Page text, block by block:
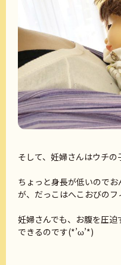
そして、妊婦さんはウチの
ちょっと身長が低いので
が、だっこはへこおびのフ
妊婦さんでも、お腹を圧
できるのです(*’ω’*)